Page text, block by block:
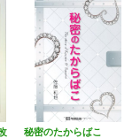
秘密のたからばこ